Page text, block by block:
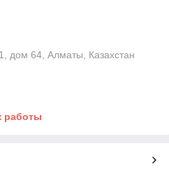
дом 64, Алматы, Казахстан
работы